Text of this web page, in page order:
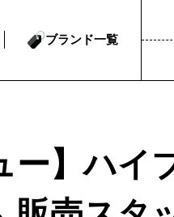
ブランド一覧
ー】ハイ